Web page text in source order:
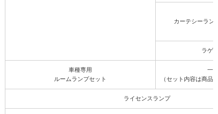
カーテシーラン
ラゲ
車種専用
ルームランプセット
一
（セット内容は商品
ライセンスランプ